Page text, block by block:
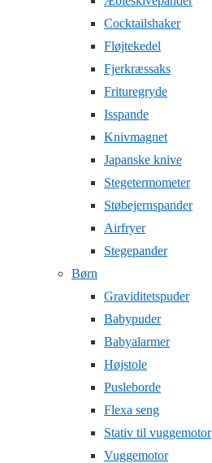
Cocktailshaker
Fløjtekedel
Fjerkræssaks
Frituregryde
Isspande
Knivmagnet
Japanske knive
Stegetermometer
Støbejernspander
Airfryer
Stegepander
Børn
Graviditetspuder
Babypuder
Babyalarmer
Højstole
Pusleborde
Flexa seng
Stativ til vuggemotor
Vuggemotor